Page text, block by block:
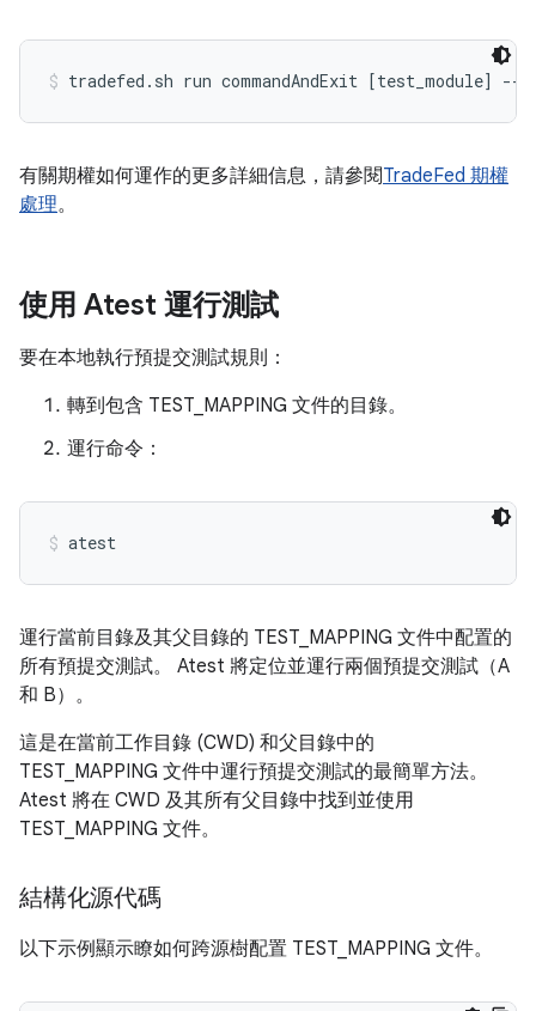
tradefed.sh run commandAndExit [test_module] --
有關期權如何運作的更多詳細信息，請參閱TradeFed 期權
處理。
使用 Atest 運行測試
要在本地執行預提交測試規則：
轉到包含 TEST_MAPPING 文件的目錄。
運行命令：
atest
運行當前目錄及其父目錄的 TEST_MAPPING 文件中配置的
所有預提交測試。 Atest 將定位並運行兩個預提交測試（A
和 B）。
這是在當前工作目錄 (CWD) 和父目錄中的
TEST_MAPPING 文件中運行預提交測試的最簡單方法。
Atest 將在 CWD 及其所有父目錄中找到並使用
TEST_MAPPING 文件。
結構化源代碼
以下示例顯示瞭如何跨源樹配置 TEST_MAPPING 文件。